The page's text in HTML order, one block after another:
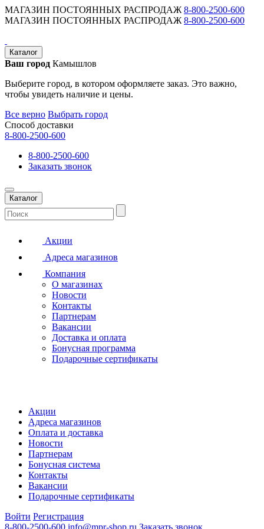
МАГАЗИН ПОСТОЯННЫХ РАСПРОДАЖ 8-800-2500-600
МАГАЗИН ПОСТОЯННЫХ РАСПРОДАЖ 8-800-2500-600
Каталог
Ваш город Камышлов
Выберите город, в котором оформляете заказ. Это важно,
чтобы увидеть наличие и цены.
Все верно Выбрать город
Способ доставки
8-800-2500-600
8-800-2500-600
Заказать звонок
Каталог
Акции
Адреса магазинов
Компания
О магазинах
Новости
Контакты
Партнерам
Вакансии
Доставка и оплата
Бонусная программа
Подарочные сертификаты
Акции
Адреса магазинов
Оплата и доставка
Новости
Партнерам
Бонусная система
Контакты
Вакансии
Подарочные сертификаты
Войти Регистрация
8-800-2500-600 info@mpr-shop.ru Заказать звонок